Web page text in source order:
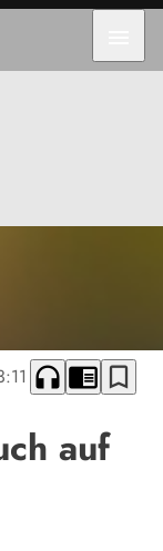
headphones chrome_reader_mode bookmark_border
auf